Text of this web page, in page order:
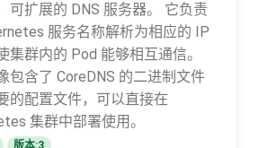
可扩展的 DNS 服务器。 它负责
服务名称解析为相应的 IP
集群内的 Pod 能够相互通信。
包含了 CoreDNS 的二进制文件
的配置文件，可以直接在
集群中部署使用。
版本:3